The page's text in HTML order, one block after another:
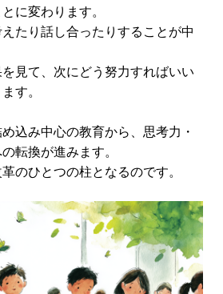
に変わります。
たり話し合ったりすることが中
見て、次にどう努力すればいい
す。
込み中心の教育から、思考力・
転換が進みます。
のひとつの柱となるのです。